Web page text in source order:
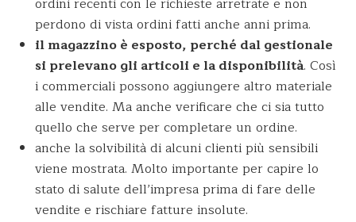
perdono di vista ordini fatti anche anni prima.
il magazzino è esposto, perché dal gestionale
si prelevano gli articoli e la disponibilità. Così
i commerciali possono aggiungere altro materiale
alle vendite. Ma anche verificare che ci sia tutto
quello che serve per completare un ordine.
anche la solvibilità di alcuni clienti più sensibili
viene mostrata. Molto importante per capire lo
stato di salute dell’impresa prima di fare delle
vendite e rischiare fatture insolute.